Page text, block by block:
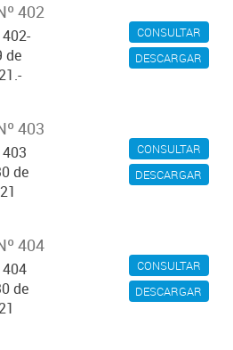
CONSULTAR
DESCARGAR
402
de
CONSULTAR
DESCARGAR
403
de
CONSULTAR
DESCARGAR
404
de